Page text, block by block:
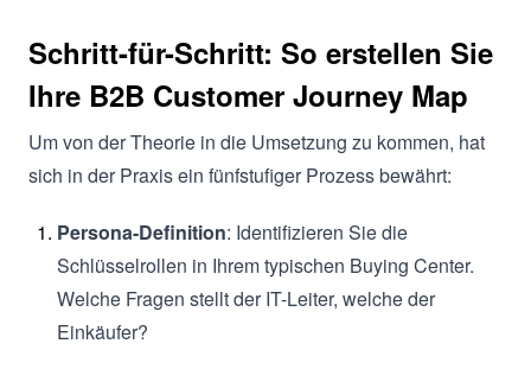
Schritt-für-Schritt: So erstellen Sie
Ihre B2B Customer Journey Map
Um von der Theorie in die Umsetzung zu kommen, hat
sich in der Praxis ein fünfstufiger Prozess bewährt:
Persona-Definition: Identifizieren Sie die
Schlüsselrollen in Ihrem typischen Buying Center.
Welche Fragen stellt der IT-Leiter, welche der
Einkäufer?